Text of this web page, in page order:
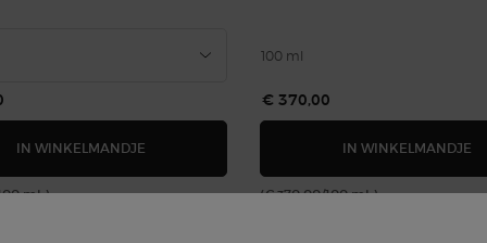
IN WINKELMANDJE ARMANI/PRIVÉ OUD NACRÉ EAU DE PARFUM
ml.)
100 ml
€ 370,00
IN WINKELMANDJE
(€ 370,00/100 ml.)